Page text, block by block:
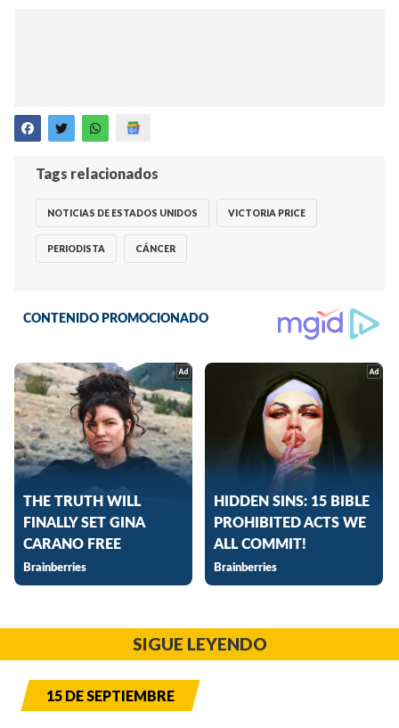
Tags relacionados
NOTICIAS DE ESTADOS UNIDOS VICTORIA PRICE
PERIODISTA CÁNCER
SIGUE LEYENDO
15 DE SEPTIEMBRE